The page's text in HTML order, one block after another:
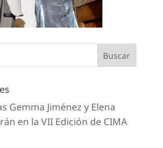
Gemma Jiménez y Elena
en la VII Edición de CIMA